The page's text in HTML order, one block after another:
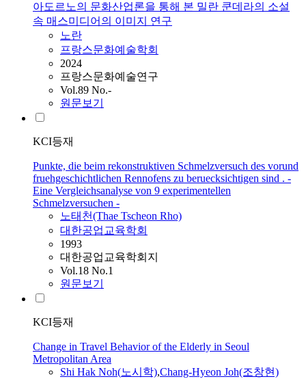
아도르노의 문화산업론을 통해 본 밀란 쿤데라의 소설
속 매스미디어의 이미지 연구
노란
프랑스문화예술학회
2024
프랑스문화예술연구
Vol.89 No.-
원문보기
KCI등재
Punkte, die beim rekonstruktiven Schmelzversuch des vorund
fruehgeschichtlichen Rennofens zu beruecksichtigen sind . -
Eine Vergleichsanalyse von 9 experimentellen
Schmelzversuchen -
노태천(Thae Tscheon Rho)
대한공업교육학회
1993
대한공업교육학회지
Vol.18 No.1
원문보기
KCI등재
Change in Travel Behavior of the Elderly in Seoul
Metropolitan Area
Shi Hak Noh(노시학),Chang-Hyeon Joh(조창현)